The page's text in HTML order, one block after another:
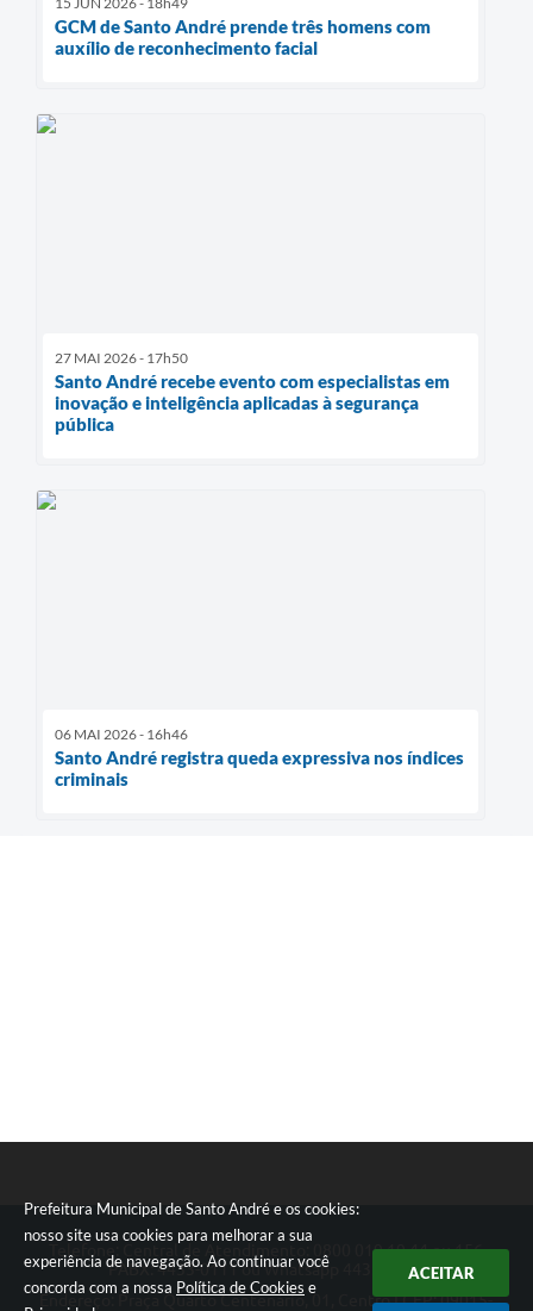
Prefeitura Municipal de Santo André e os cookies:
nosso site usa cookies para melhorar a sua
experiência de navegação. Ao continuar você
concorda com a nossa Política de Cookies e
ACEITAR
GCM de Santo André prende três homens com
auxílio de reconhecimento facial
27 MAI 2026 - 17h50
Santo André recebe evento com especialistas em
inovação e inteligência aplicadas à segurança
pública
06 MAI 2026 - 16h46
Santo André registra queda expressiva nos índices
criminais
Telefone: Central de Atendimento: 0800 019 19 44 ou 156
PABX: 4433-0111 ou Whatsapp 4433-0123
Endereço: Praça Quarto Centenário, 01, Centro | CEP: 09015-